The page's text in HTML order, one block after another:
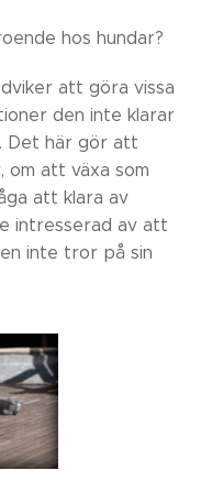
hos hundar?
att göra vissa
den inte klarar
Det här gör att
om att växa som
att klara av
intresserad av att
inte tror på sin